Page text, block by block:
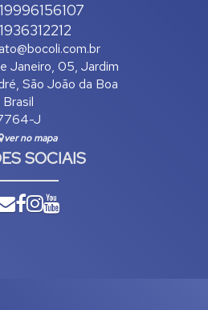
19996156107
1936312212
Janeiro, 05, Jardim
, São João da Boa
Brasil
J
ver no mapa
SOCIAIS